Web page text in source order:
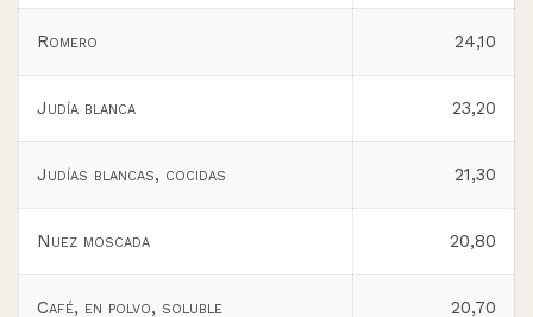
Romero 24,10
Judía blanca 23,20
Judías blancas, cocidas 21,30
Nuez moscada 20,80
Café, en polvo, soluble 20,70